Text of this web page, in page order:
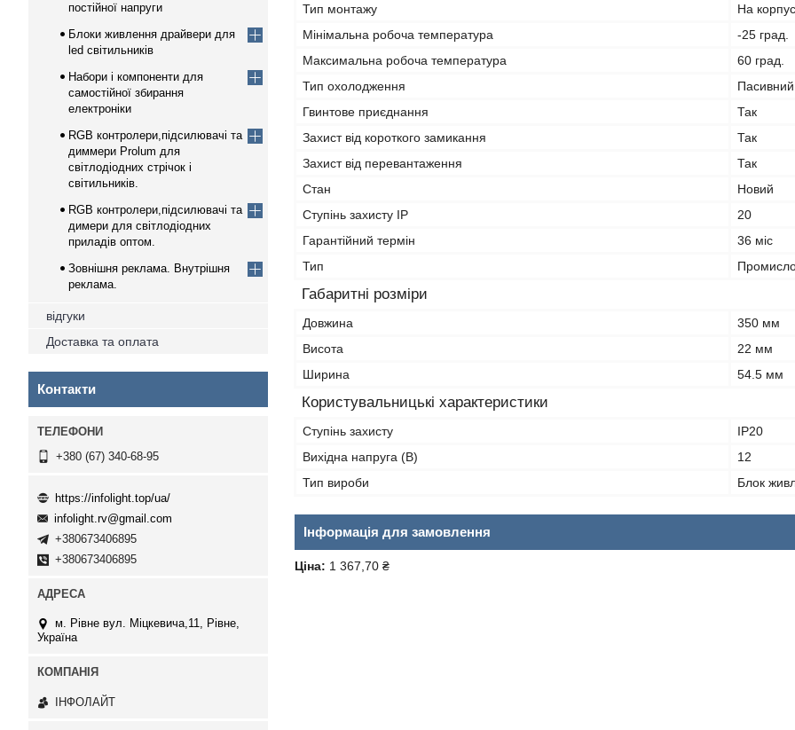
Тип монтажу
На корпус
Мінімальна робоча температура
-25 град.
Максимальна робоча температура
60 град.
Тип охолодження
Пасивний
Гвинтове приєднання
Так
Захист від короткого замикання
Так
Захист від перевантаження
Так
Стан
Новий
Ступінь захисту IP
20
Гарантійний термін
36 міс
Тип
Габаритні розміри
Довжина
350 мм
Висота
22 мм
Ширина
54.5 мм
Користувальницькі характеристики
Ступінь захисту
IP20
Вихідна напруга (В)
12
Тип вироби
Блок
Інформація для замовлення
Ціна: 1 367,70 ₴
постійної напруги
Блоки живлення драйвери для
led світильників
Набори і компоненти для
самостійної збирання
електроніки
RGB контролери,підсилювачі та
диммери Prolum для
світлодіодних стрічок і
світильників.
RGB контролери,підсилювачі та
димери для світлодіодних
приладів оптом.
Зовнішня реклама. Внутрішня
реклама.
відгуки
Доставка та оплата
Контакти
+380 (67) 340-68-95
https://infolight.top/ua/
infolight.rv@gmail.com
+380673406895
+380673406895
м. Рівне вул. Міцкевича,11, Рівне,
Україна
ІНФОЛАЙТ